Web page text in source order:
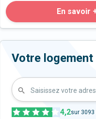
En savoir
Votre
Saisissez votre
4,2sur 3093